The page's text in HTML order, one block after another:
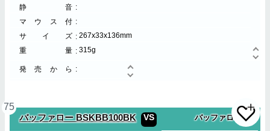
静音
マウス付
サイズ
267x33x136mm
重量
315g
発売から
75
バッファロー BSKBB100BK VS バッファロー